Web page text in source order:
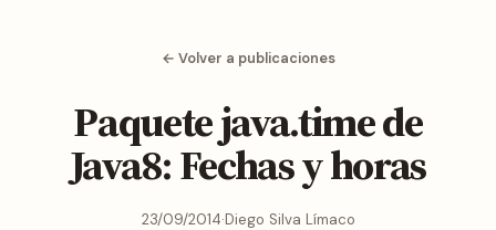
← Volver a publicaciones
Paquete java.time de
Java8: Fechas y horas
23/09/2014·Diego Silva Límaco